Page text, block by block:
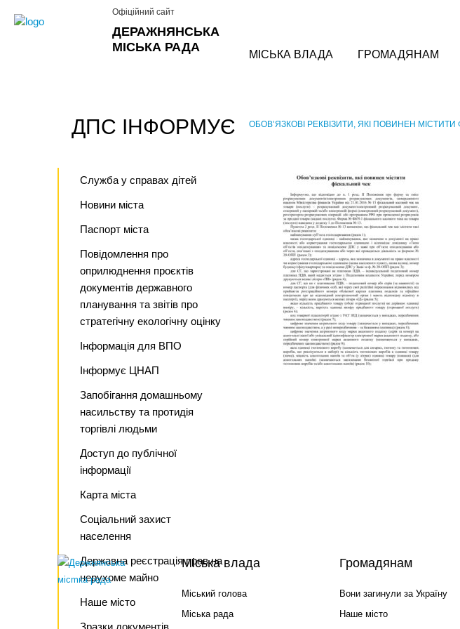
ДЕРАЖНЯНСЬКА
МІСЬКА РАДА
Офіційний сайт
МІСЬКА ВЛАДА ГРОМАДЯНАМ
ДПС ІНФОРМУЄ ОБОВ’ЯЗКОВІ РЕКВІЗИТИ, ЯКІ ПОВИНЕН
Служба у справах дітей
Новини міста
Паспорт міста
Повідомлення про
оприлюднення проєктів
документів державного
планування та звітів про
стратегічну екологічну оцінку
Інформація для ВПО
Інформує ЦНАП
Запобігання домашньому
насильству та протидія
торгівлі людьми
Доступ до публічної
інформації
Карта міста
Соціальний захист
населення
Державна реєстрація прав на
нерухоме майно
Наше місто
Зразки документів
Міська влада
Міський голова
Міська рада
Громадянам
Вони загинули за Україну
Наше місто